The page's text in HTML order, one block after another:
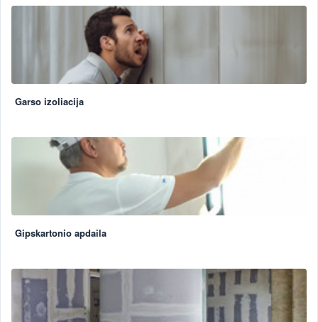
Garso izoliacija
Gipskartonio apdaila